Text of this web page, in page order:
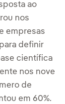
ao
nos
empresas
definir
científica
nos nove
de
em 60%.